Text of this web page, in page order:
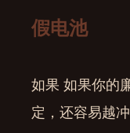
假电池
如果 如果你的
定，还容易越